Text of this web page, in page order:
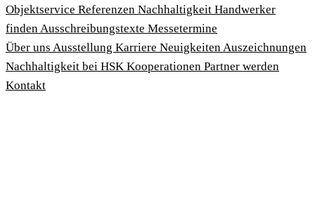
Objektservice Referenzen Nachhaltigkeit Handwerker
finden Ausschreibungstexte Messetermine
Über uns Ausstellung Karriere Neuigkeiten Auszeichnungen
Nachhaltigkeit bei HSK Kooperationen Partner werden
Kontakt